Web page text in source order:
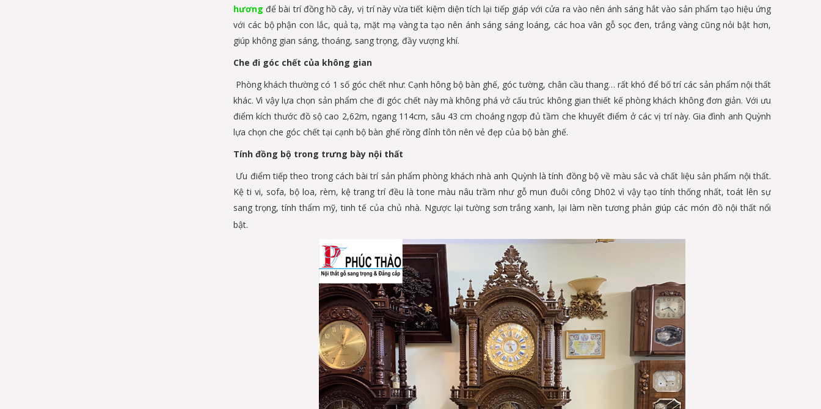
hươngđể bài trí đồng hồ cây, vị trí này vừa tiết kiệm diện tích lại tiếp giáp với cửa ra vào nên ánh sáng hắt vào sản phẩm tạo hiệu ứng
với các bộ phận con lắc, quả tạ, mặt mạ vàng ta tạo nên ánh sáng sáng loáng, các hoa vân gỗ sọc đen, trắng vàng cũng nỏi bật hơn,
giúp không gian sáng, thoáng, sang trọng, đầy vượng khí.
Che đi góc chết của không gian
Phòng khách thường có 1 số góc chết như: Cạnh hông bộ bàn ghế, góc tường, chân cầu thang… rất khó để bố trí các sản phẩm nội thất
khác. Vì vậy lựa chọn sản phẩm che đi góc chết này mà không phá vở cấu trúc không gian thiết kế phòng khách không đơn giản. Với ưu
điểm kích thước đồ sộ cao 2,62m, ngang 114cm, sâu 43 cm choáng ngợp đủ tầm che khuyết điểm ở các vị trí này. Gia đình anh Quỳnh
lựa chọn che góc chết tại cạnh bộ bàn ghế rồng đỉnh tôn nên vẻ đẹp của bộ bàn ghế.
Tính đồng bộ trong trưng bày nội thất
Ưu điểm tiếp theo trong cách bài trí sản phẩm phòng khách nhà anh Quỳnh là tính đồng bộ về màu sắc và chất liệu sản phẩm nội thất.
Kệ ti vi, sofa, bộ loa, rèm, kệ trang trí đều là tone màu nâu trầm như gỗ mun đuôi công Dh02 vì vậy tạo tính thống nhất, toát lên sự
sang trọng, tính thẩm mỹ, tinh tế của chủ nhà. Ngược lại tường sơn trắng xanh, lại làm nền tương phản giúp các món đồ nội thất nổi
bật.